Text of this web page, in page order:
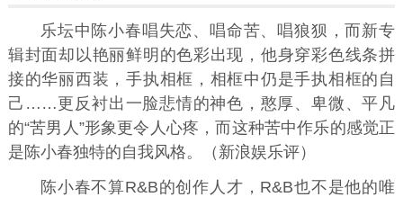
乐坛中陈小春唱失恋、唱命苦、唱狼狈，而新专
辑封面却以艳丽鲜明的色彩出现，他身穿彩色线条拼
接的华丽西装，手执相框，相框中仍是手执相框的自
己……更反衬出一脸悲情的神色，憨厚、卑微、平凡
的“苦男人”形象更令人心疼，而这种苦中作乐的感觉正
是陈小春独特的自我风格。（新浪娱乐评）
陈小春不算R&B的创作人才，R&B也不是他的唯